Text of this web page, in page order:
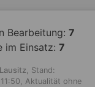
Bearbeitung: 7
im Einsatz: 7
, Stand:
Aktualität ohne